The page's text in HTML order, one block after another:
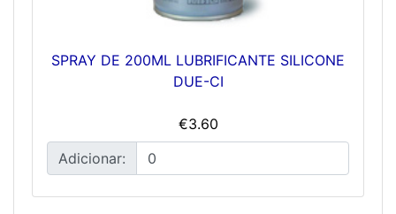
SPRAY DE 200ML LUBRIFICANTE SILICONE
DUE-CI
€3.60
Adicionar: